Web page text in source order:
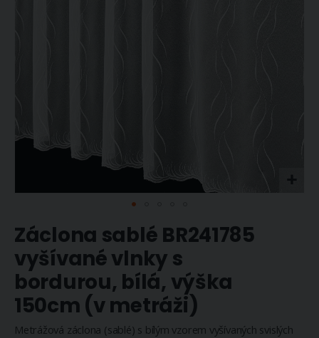
na
začátek
galerie
s
obrázky
Záclona sablé BR241785
vyšívané vlnky s
bordurou, bílá, výška
150cm (v metráži)
Metrážová záclona (sablé) s bílým vzorem vyšívaných svislých